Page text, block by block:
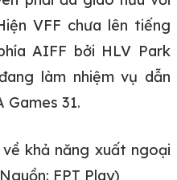
VFF chưa lên tiếng
AIFF bởi HLV Park
làm nhiệm vụ dẫn
31.
khả năng xuất ngoại
FPT Play)